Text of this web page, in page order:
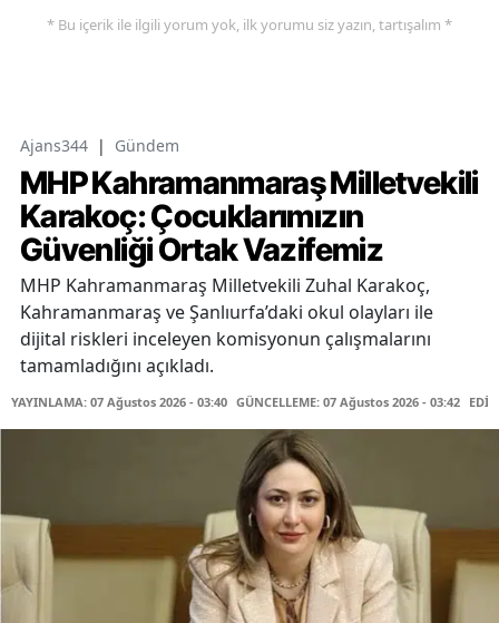
* Bu içerik ile ilgili yorum yok, ilk yorumu siz yazın, tartışalım *
Ajans344 | Gündem
MHP Kahramanmaraş Milletvekili
Karakoç: Çocuklarımızın
Güvenliği Ortak Vazifemiz
MHP Kahramanmaraş Milletvekili Zuhal Karakoç,
Kahramanmaraş ve Şanlıurfa’daki okul olayları ile
dijital riskleri inceleyen komisyonun çalışmalarını
tamamladığını açıkladı.
YAYINLAMA: 07 Ağustos 2026 - 03:40 GÜNCELLEME: 07 Ağustos 2026 - 03:42